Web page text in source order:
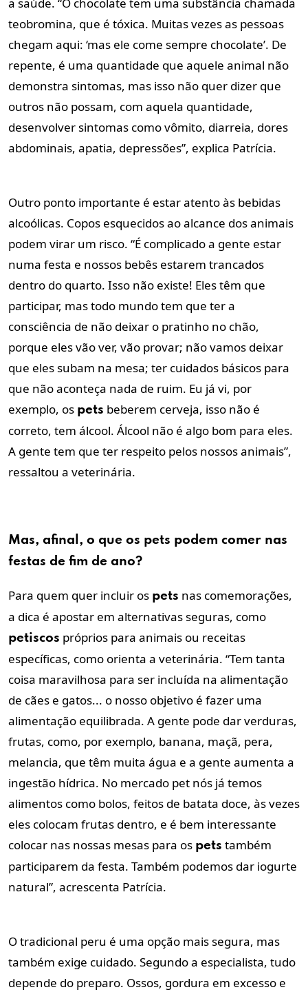
a saúde. “O chocolate tem uma substância chamada
teobromina, que é tóxica. Muitas vezes as pessoas
chegam aqui: ‘mas ele come sempre chocolate’. De
repente, é uma quantidade que aquele animal não
demonstra sintomas, mas isso não quer dizer que
outros não possam, com aquela quantidade,
desenvolver sintomas como vômito, diarreia, dores
abdominais, apatia, depressões”, explica Patrícia.
Outro ponto importante é estar atento às bebidas
alcoólicas. Copos esquecidos ao alcance dos animais
podem virar um risco. “É complicado a gente estar
numa festa e nossos bebês estarem trancados
dentro do quarto. Isso não existe! Eles têm que
participar, mas todo mundo tem que ter a
consciência de não deixar o pratinho no chão,
porque eles vão ver, vão provar; não vamos deixar
que eles subam na mesa; ter cuidados básicos para
que não aconteça nada de ruim. Eu já vi, por
exemplo, os pets beberem cerveja, isso não é
correto, tem álcool. Álcool não é algo bom para eles.
A gente tem que ter respeito pelos nossos animais”,
ressaltou a veterinária.
Mas, afinal, o que os pets podem comer nas
festas de fim de ano?
Para quem quer incluir os pets nas comemorações,
a dica é apostar em alternativas seguras, como
petiscos próprios para animais ou receitas
específicas, como orienta a veterinária. “Tem tanta
coisa maravilhosa para ser incluída na alimentação
de cães e gatos... o nosso objetivo é fazer uma
alimentação equilibrada. A gente pode dar verduras,
frutas, como, por exemplo, banana, maçã, pera,
melancia, que têm muita água e a gente aumenta a
ingestão hídrica. No mercado pet nós já temos
alimentos como bolos, feitos de batata doce, às vezes
eles colocam frutas dentro, e é bem interessante
colocar nas nossas mesas para os pets também
participarem da festa. Também podemos dar iogurte
natural”, acrescenta Patrícia.
O tradicional peru é uma opção mais segura, mas
também exige cuidado. Segundo a especialista, tudo
depende do preparo. Ossos, gordura em excesso e